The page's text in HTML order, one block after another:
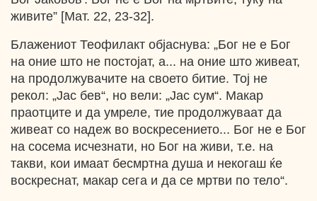
живите” [Мат. 22, 23-32].
Блажениот Теофилакт објаснува: „Бог не е Бог
на оние што не постојат, а... на оние што живеат,
на продолжувачите на своето битие. Тој не
рекол: „Јас бев“, но вели: „Јас сум“. Макар
праотците и да умреле, тие продолжуваат да
живеат со надеж во воскресението... Бог не е Бог
на сосема исчезнати, но Бог на живи, т.е. на
такви, кои имаат бесмртна душа и некогаш ќе
воскреснат, макар сега и да се мртви по тело“.